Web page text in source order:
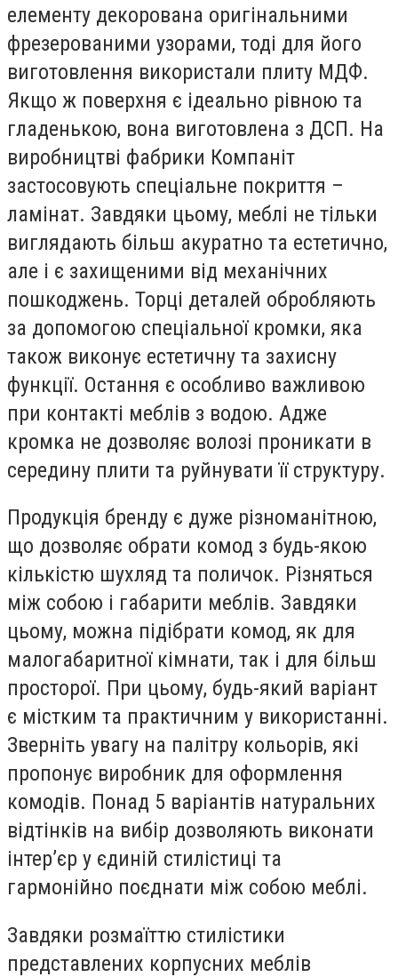
елементу декорована оригінальними
фрезерованими узорами, тоді для його
виготовлення використали плиту МДФ.
Якщо ж поверхня є ідеально рівною та
гладенькою, вона виготовлена з ДСП. На
виробництві фабрики Компаніт
застосовують спеціальне покриття –
ламінат. Завдяки цьому, меблі не тільки
виглядають більш акуратно та естетично,
але і є захищеними від механічних
пошкоджень. Торці деталей обробляють
за допомогою спеціальної кромки, яка
також виконує естетичну та захисну
функції. Остання є особливо важливою
при контакті меблів з водою. Адже
кромка не дозволяє волозі проникати в
середину плити та руйнувати її структуру.
Продукція бренду є дуже різноманітною,
що дозволяє обрати комод з будь-якою
кількістю шухляд та поличок. Різняться
між собою і габарити меблів. Завдяки
цьому, можна підібрати комод, як для
малогабаритної кімнати, так і для більш
просторої. При цьому, будь-який варіант
є містким та практичним у використанні.
Зверніть увагу на палітру кольорів, які
пропонує виробник для оформлення
комодів. Понад 5 варіантів натуральних
відтінків на вибір дозволяють виконати
інтер’єр у єдиній стилістиці та
гармонійно поєднати між собою меблі.
Завдяки розмаїттю стилістики
представлених корпусних меблів